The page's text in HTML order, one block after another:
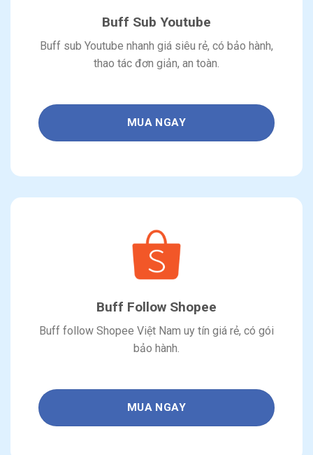
Buff Sub Youtube
Buff sub Youtube nhanh giá siêu rẻ, có bảo hành,
thao tác đơn giản, an toàn.
MUA NGAY
Buff Follow Shopee
Buff follow Shopee Việt Nam uy tín giá rẻ, có gói
bảo hành.
MUA NGAY